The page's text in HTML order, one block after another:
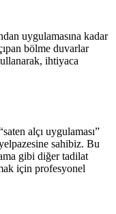
uygulamasına kadar
bölme duvarlar
ihtiyaca
alçı uygulaması”
sahibiz. Bu
gibi diğer tadilat
için profesyonel